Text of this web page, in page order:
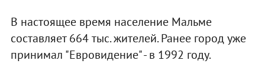
В настоящее время население Мальме
составляет 664 тыс. жителей. Ранее город уже
принимал "Евровидение" - в 1992 году.